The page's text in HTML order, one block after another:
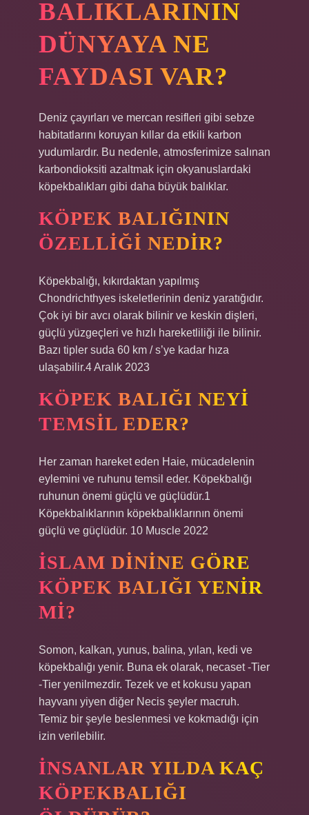
BALIKLARININ
DÜNYAYA NE
FAYDASI VAR?
Deniz çayırları ve mercan resifleri gibi sebze
habitatlarını koruyan kıllar da etkili karbon
yudumlardır. Bu nedenle, atmosferimize salınan
karbondioksiti azaltmak için okyanuslardaki
köpekbalıkları gibi daha büyük balıklar.
KÖPEK BALIĞININ
ÖZELLIĞI NEDIR?
Köpekbalığı, kıkırdaktan yapılmış
Chondrichthyes iskeletlerinin deniz yaratığıdır.
Çok iyi bir avcı olarak bilinir ve keskin dişleri,
güçlü yüzgeçleri ve hızlı hareketliliği ile bilinir.
Bazı tipler suda 60 km / s’ye kadar hıza
ulaşabilir.4 Aralık 2023
KÖPEK BALIĞI NEYI
TEMSIL EDER?
Her zaman hareket eden Haie, mücadelenin
eylemini ve ruhunu temsil eder. Köpekbalığı
ruhunun önemi güçlü ve güçlüdür.1
Köpekbalıklarının köpekbalıklarının önemi
güçlü ve güçlüdür. 10 Muscle 2022
İSLAM DININE GÖRE
KÖPEK BALIĞI YENIR
MI?
Somon, kalkan, yunus, balina, yılan, kedi ve
köpekbalığı yenir. Buna ek olarak, necaset -Tier
-Tier yenilmezdir. Tezek ve et kokusu yapan
hayvanı yiyen diğer Necis şeyler macruh.
Temiz bir şeyle beslenmesi ve kokmadığı için
izin verilebilir.
İNSANLAR YILDA KAÇ
KÖPEKBALIĞI